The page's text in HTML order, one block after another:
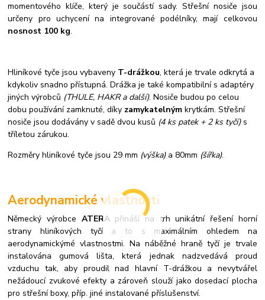
momentového klíče, který je součástí sady.Střešní nosiče jsou
určeny pro uchycení na integrované podélníky, mají celkovou
nosnost 100 kg.
Hliníkové tyče jsou vybaveny T-drážkou, která je trvale odkrytá a
kdykoliv snadno přístupná. Drážka je také kompatibilní s adaptéry
jiných výrobců (THULE, HAKR a další). Nosiče budou po celou
dobu používání zamknuté, díky zamykatelným krytkám. Střešní
nosiče jsou dodávány v sadě dvou kusů (4 ks patek + 2 ks tyčí)s
tříletou zárukou.
Rozměry hliníkové tyče jsou 29 mm (výška)a 80mm (šířka).
Aerodynamické vlastnosti
Německý výrobce ATERApřináší na trh unikátní řešení horní
strany hliníkových tyčí a to s maximálním ohledem na
aerodynamickýmé vlastnostmi. Na náběžné hraně tyčí je trvale
instalována gumová lišta, která jednak nadzvedává proud
vzduchu tak, aby proudil nad hlavní T-drážkou a nevytvářel
nežádoucí zvukové efekty a zároveň slouží jako dosedací plocha
pro střešní boxy, příp. jiné instalované příslušenství.